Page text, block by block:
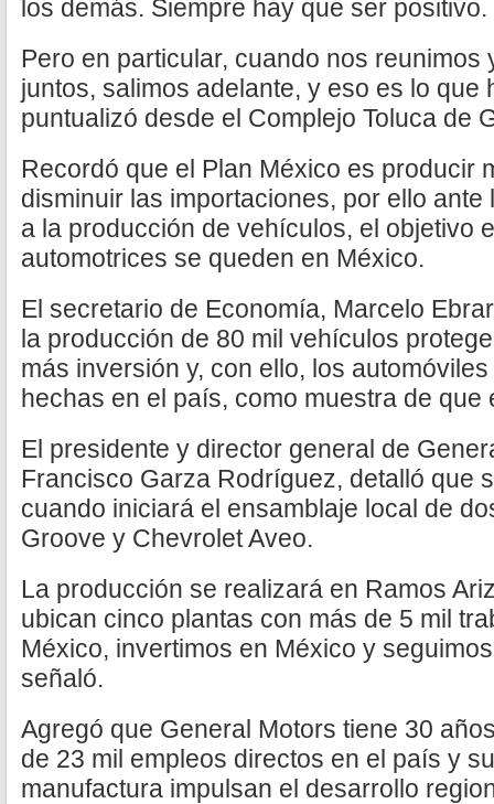
los demás. Siempre hay que ser positivo.
Pero en particular, cuando nos reunimos
juntos, salimos adelante, y eso es lo que
puntualizó desde el Complejo Toluca de
Recordó que el Plan México es producir
disminuir las importaciones, por ello
a la producción de vehículos, el objetivo
automotrices se queden en México.
El secretario de Economía, Marcelo
la producción de 80 mil vehículos
más inversión y, con ello, los
hechas en el país, como muestra de que
El presidente y director general de
Francisco Garza Rodríguez, detalló que
cuando iniciará el ensamblaje local de
Groove y Chevrolet Aveo.
La producción se realizará en Ramos
ubican cinco plantas con más de 5 mil
México, invertimos en México y
señaló.
Agregó que General Motors tiene 30
de 23 mil empleos directos en el país y
manufactura impulsan el desarrollo